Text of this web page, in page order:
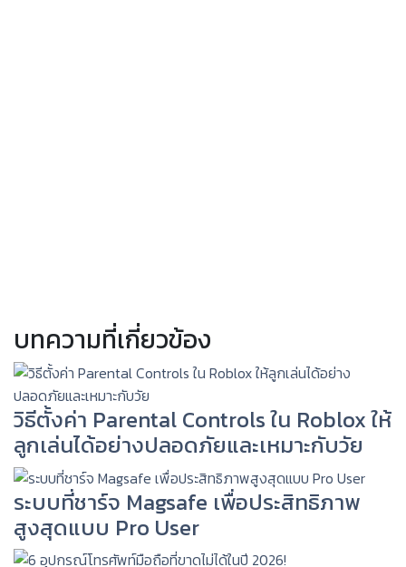
บทความที่เกี่ยวข้อง
วิธีตั้งค่า Parental Controls ใน Roblox ให้
ลูกเล่นได้อย่างปลอดภัยและเหมาะกับวัย
ระบบที่ชาร์จ Magsafe เพื่อประสิทธิภาพ
สูงสุดแบบ Pro User